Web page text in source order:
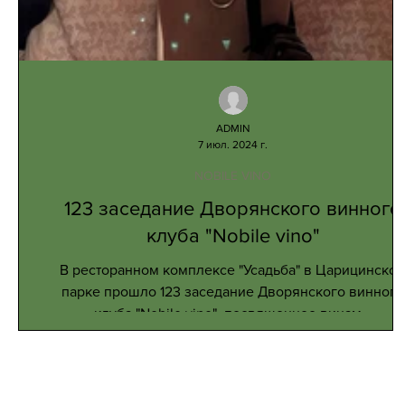
123 заседание Дворянского винного
клуба "Nobile vino"
В ресторанном комплексе "Усадьба" в Царицинском
парке прошло 123 заседание Дворянского винного
клуба "Nobile vino", посвященное винам...
NOBILE VINO
ADMIN
7 июл. 2024 г.